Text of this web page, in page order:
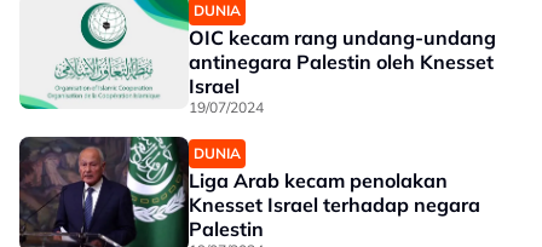
DUNIA
OIC kecam rang undang-undang
antinegara Palestin oleh Knesset
Israel
19/07/2024
DUNIA
Liga Arab kecam penolakan
Knesset Israel terhadap negara
Palestin